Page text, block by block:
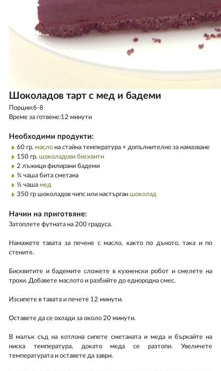
Шоколадов тарт с мед и бадеми
Порции:6-8
Време за готвене:12 минути
Необходими продукти:
60 гр. масло на стайна температура + допълнително за намазване
150 гр. шоколадови бисквити
2 лъжици филирани бадеми
¾ чаша бита сметана
¼ чаша мед
350 гр шоколадов чипс или настърган шоколад
Начин на приготвяне:
Затоплете футната на 200 градуса.
Намажете тавата за печене с масло, както по дъното, така и по
стените.
Бисквитите и бадемите сложете в кухненски робот и смелете на
трохи. Добавете маслото и разбийте до еднородна смес.
Изсипете в тавата и печете 12 минути.
Оставете да се охлади за около 20 минути.
В малък съд на котлона сипете сметаната и меда и бъркайте на
ниска температура, докато меда се разтопи. Увеличете
температурата и оставете да заври.